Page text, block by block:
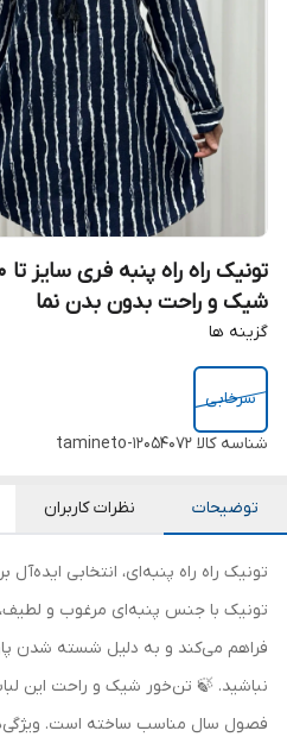
شیک و راحت بدون بدن نما
گزینه ها
سرخابی
شناسه کالا tamineto-12054072
توضیحات نظرات کاربران
تونیک راه راه پنبه‌ای، انتخابی ایده‌آل
تونیک با جنس پنبه‌ای مرغوب و لطیف،
فراهم می‌کند و به دلیل شسته شدن
نباشید. 🍃 تن‌خور شیک و راحت این